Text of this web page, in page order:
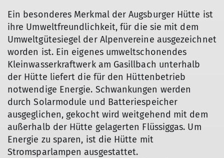
Ein besonderes Merkmal der Augsburger Hütte ist
ihre Umweltfreundlichkeit, für die sie mit dem
Umweltgütesiegel der Alpenvereine ausgezeichnet
worden ist. Ein eigenes umweltschonendes
Kleinwasserkraftwerk am Gasillbach unterhalb
der Hütte liefert die für den Hüttenbetrieb
notwendige Energie. Schwankungen werden
durch Solarmodule und Batteriespeicher
ausgeglichen, gekocht wird weitgehend mit dem
außerhalb der Hütte gelagerten Flüssiggas. Um
Energie zu sparen, ist die Hütte mit
Stromsparlampen ausgestattet.